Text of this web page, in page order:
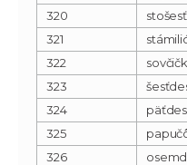
320
321
322
323
324
325
326